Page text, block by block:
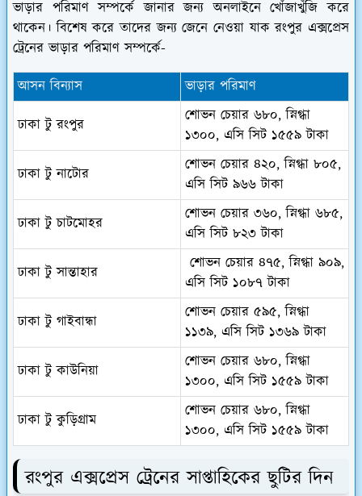
ভাড়ার পরিমাণ সম্পর্কে জানার জন্য অনলাইনে খোঁজাখুঁজি করে
থাকেন। বিশেষ করে তাদের জন্য জেনে নেওয়া যাক রংপুর এক্সপ্রেস
ট্রেনের ভাড়ার পরিমাণ সম্পর্কে-
আসন বিন্যাস
ভাড়ার পরিমাণ
ঢাকা টু রংপুর
শোভন চেয়ার ৬৮০, স্নিগ্ধা
১৩০০, এসি সিট ১৫৫৯ টাকা
ঢাকা টু নাটোর
শোভন চেয়ার ৪২০, স্নিগ্ধা ৮০৫,
এসি সিট ৯৬৬ টাকা
ঢাকা টু চাটমোহর
শোভন চেয়ার ৩৬০, স্নিগ্ধা ৬৮৫,
এসি সিট ৮২৩ টাকা
ঢাকা টু সান্তাহার
শোভন চেয়ার ৪৭৫, স্নিগ্ধা ৯০৯,
এসি সিট ১০৮৭ টাকা
ঢাকা টু গাইবান্ধা
শোভন চেয়ার ৫৯৫, স্নিগ্ধা
১১৩৯, এসি সিট ১৩৬৯ টাকা
ঢাকা টু কাউনিয়া
শোভন চেয়ার ৬৮০, স্নিগ্ধা
১৩০০, এসি সিট ১৫৫৯ টাকা
ঢাকা টু কুড়িগ্রাম
শোভন চেয়ার ৬৮০, স্নিগ্ধা
১৩০০, এসি সিট ১৫৫৯ টাকা
রংপুর এক্সপ্রেস ট্রেনের সাপ্তাহিকের ছুটির দিন